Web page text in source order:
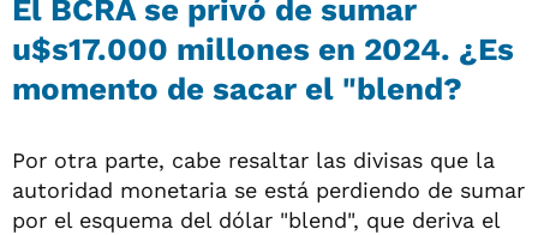
El BCRA se privó de sumar
u$s17.000 millones en 2024. ¿Es
momento de sacar el "blend?
Por otra parte, cabe resaltar las divisas que la
autoridad monetaria se está perdiendo de sumar
por el esquema del dólar "blend", que deriva el